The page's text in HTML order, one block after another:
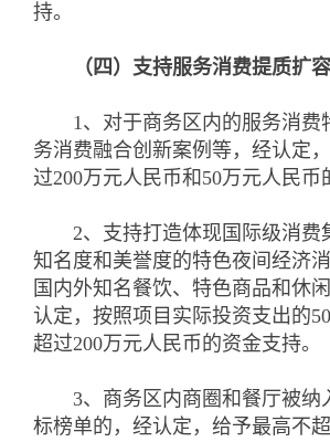
持。
（四）支持服务消费提质扩容
1、对于商务区内的服务消费
务消费融合创新案例等，经认定
过200万元人民币和50万元人民币
2、支持打造体现国际级消费
知名度和美誉度的特色夜间经济
国内外知名餐饮、特色商品和休
认定，按照项目实际投资支出的
超过200万元人民币的资金支持。
3、商务区内商圈和餐厅被纳
标榜单的，经认定，给予最高不